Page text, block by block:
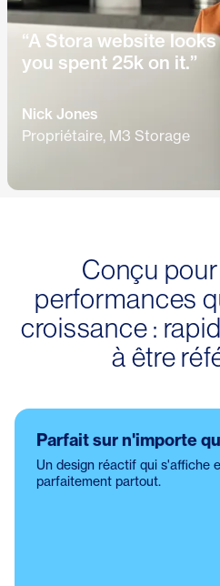
“A Stora website looks
you spent 25k on it.”
Nick Jones
Propriétaire, M3 Storage
Conçu
performances
croissance :
à être
Parfait sur n'importe
Un design réactif qui s'affiche
parfaitement partout.